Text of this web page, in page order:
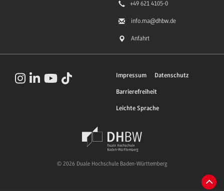
+49 621 4105-0
info.ma@dhbw.de
Anfahrt
Impressum Datenschutz
Barrierefreiheit
Leichte Sprache
© 2026 Duale Hochschule Baden-Württemberg
Zum